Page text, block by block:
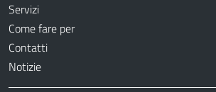
Servizi
Come fare per
Contatti
Notizie